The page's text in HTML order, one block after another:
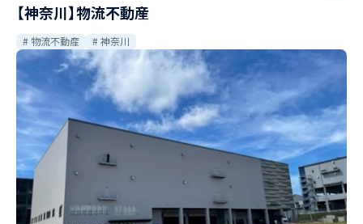
【神奈川】物流不動産
物流不動産 神奈川